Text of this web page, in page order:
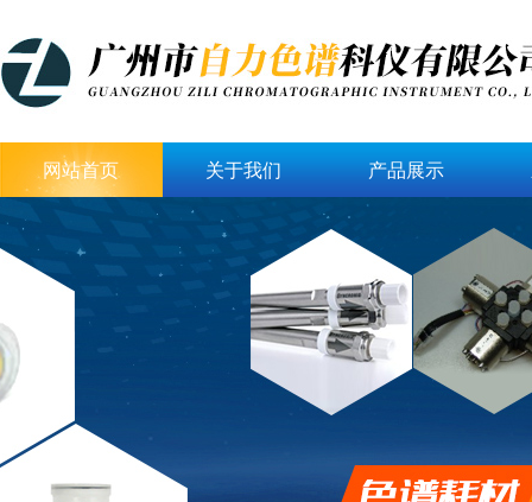
网站首页 关于我们 产品展示